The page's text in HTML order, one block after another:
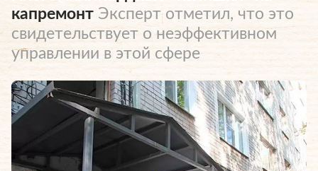
капремонт Эксперт отметил, что это
свидетельствует о неэффективном
управлении в этой сфере